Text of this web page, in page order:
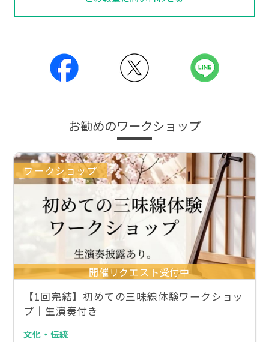
お勧めのワークショップ
ワークショップ
開催リクエスト受付中
【1回完結】初めての三味線体験ワークショッ
プ｜生演奏付き
文化・伝統